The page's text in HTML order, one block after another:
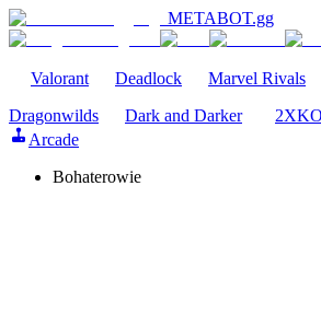
METABOT.gg
Valorant Deadlock Marvel Rivals
Dragonwilds
Dark and Darker
2XKO
Arcade
Bohaterowie